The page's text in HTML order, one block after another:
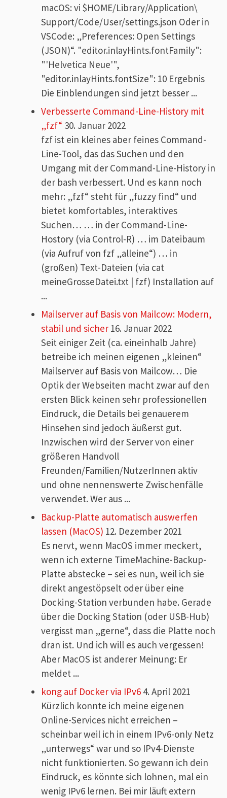
macOS: vi $HOME/Library/Application\
Support/Code/User/settings.json Oder in
VSCode: „Preferences: Open Settings
(JSON)“. "editor.inlayHints.fontFamily":
"'Helvetica Neue'",
"editor.inlayHints.fontSize": 10 Ergebnis
Die Einblendungen sind jetzt besser ...
Verbesserte Command-Line-History mit
„fzf“ 30. Januar 2022
fzf ist ein kleines aber feines Command-
Line-Tool, das das Suchen und den
Umgang mit der Command-Line-History in
der bash verbessert. Und es kann noch
mehr: „fzf“ steht für „fuzzy find“ und
bietet komfortables, interaktives
Suchen… … in der Command-Line-
Hostory (via Control-R) … im Dateibaum
(via Aufruf von fzf „alleine“) … in
(großen) Text-Dateien (via cat
meineGrosseDatei.txt | fzf) Installation auf
...
Mailserver auf Basis von Mailcow: Modern,
stabil und sicher 16. Januar 2022
Seit einiger Zeit (ca. eineinhalb Jahre)
betreibe ich meinen eigenen „kleinen“
Mailserver auf Basis von Mailcow… Die
Optik der Webseiten macht zwar auf den
ersten Blick keinen sehr professionellen
Eindruck, die Details bei genauerem
Hinsehen sind jedoch äußerst gut.
Inzwischen wird der Server von einer
größeren Handvoll
Freunden/Familien/NutzerInnen aktiv
und ohne nennenswerte Zwischenfälle
verwendet. Wer aus ...
Backup-Platte automatisch auswerfen
lassen (MacOS) 12. Dezember 2021
Es nervt, wenn MacOS immer meckert,
wenn ich externe TimeMachine-Backup-
Platte abstecke – sei es nun, weil ich sie
direkt angestöpselt oder über eine
Docking-Station verbunden habe. Gerade
über die Docking Station (oder USB-Hub)
vergisst man „gerne“, dass die Platte noch
dran ist. Und ich will es auch vergessen!
Aber MacOS ist anderer Meinung: Er
meldet ...
kong auf Docker via IPv6 4. April 2021
Kürzlich konnte ich meine eigenen
Online-Services nicht erreichen –
scheinbar weil ich in einem IPv6-only Netz
„unterwegs“ war und so IPv4-Dienste
nicht funktionierten. So gewann ich dein
Eindruck, es könnte sich lohnen, mal ein
wenig IPv6 lernen. Bei mir läuft extern